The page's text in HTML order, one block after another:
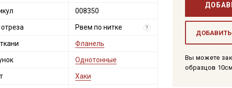
Вы можете
образцов
008350
Рвем по нитке ?
Фланель
Однотонные
Хаки